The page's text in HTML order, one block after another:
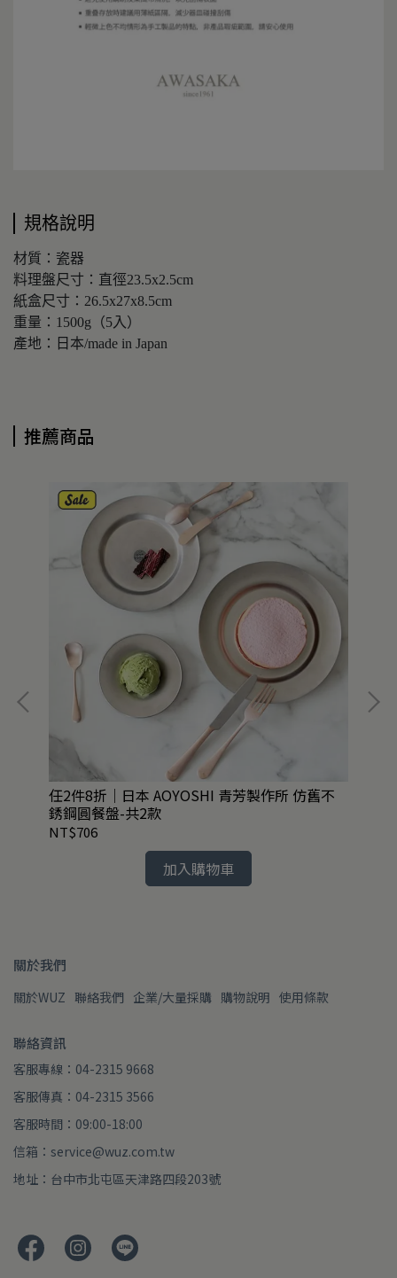
規格說明
材質：瓷器
料理盤尺寸：直徑23.5x2.5cm
紙盒尺寸：26.5x27x8.5cm
重量：1500g（5入）
產地：日本/made in Japan
推薦商品
任2件8折｜日本 AOYOSHI 青芳製作所 仿舊不
銹鋼圓餐盤-共2款
NT$706
加入購物車
關於我們
關於WUZ 聯絡我們 企業/大量採購 購物說明 使用條款
聯絡資訊
客服專線：04-2315 9668
客服傳真：04-2315 3566
客服時間：09:00-18:00
信箱：service@wuz.com.tw
地址：台中市北屯區天津路四段203號